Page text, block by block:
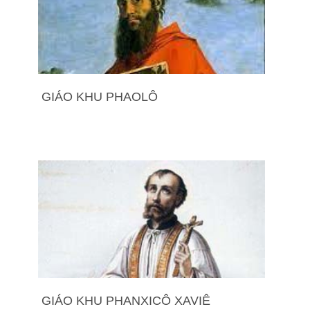
GIÁO KHU PHAOLÔ
GIÁO KHU PHANXICÔ XAVIÊ